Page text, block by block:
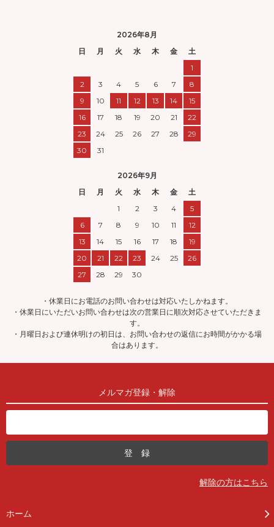
2026年8月
日
月 火 水 木 金
土
1
2
3 4 5 6 7
8
9
10 11 12 13 14
15
16
17 18 19 20 21
22
23
24 25 26 27 28
29
30
31
2026年9月
日
月 火 水 木 金
土
1
2 3 4
5
6
7 8 9 10 11
12
13
14 15 16 17 18
19
20
21 22 23 24 25
26
27
28 29 30
・休業日にお電話のお問い合わせは対応いたしかねます。
・休業日にいただいお問い合わせは次の営業日に順次対応させていただきま
す。
・月曜日および連休明けの初日は、お問い合わせの返信にお時間がかかる場
合はあります。
メルマガ登録・解除
解除の方はこちら
ホーム